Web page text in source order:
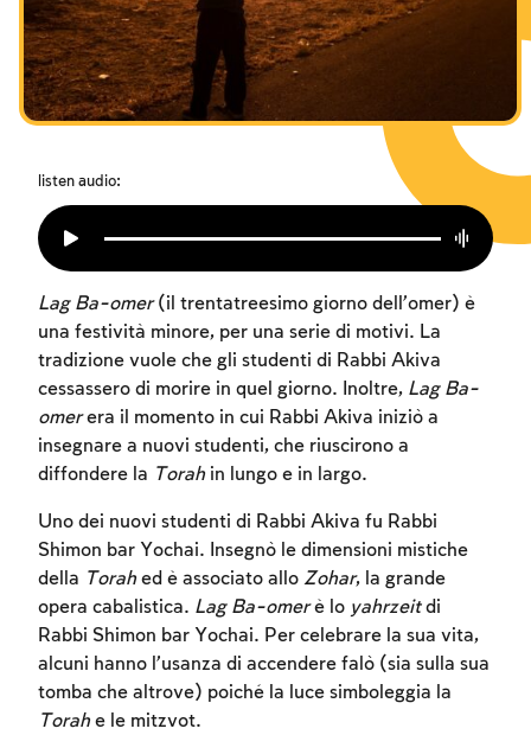
I digiuni commemorativi della distruzione del Tempio
Hanukkah
Purìm
listen audio:
Lag Ba-omer(il trentatreesimo giorno dell’omer) è
una festività minore, per una serie di motivi. La
tradizione vuole che gli studenti di Rabbi Akiva
cessassero di morire in quel giorno. Inoltre, Lag Ba-
omerera il momento in cui Rabbi Akiva iniziò a
insegnare a nuovi studenti, che riuscirono a
diffondere la Torahin lungo e in largo.
Uno dei nuovi studenti di Rabbi Akiva fu Rabbi
Shimon bar Yochai. Insegnò le dimensioni mistiche
della Torahed è associato allo Zohar, la grande
opera cabalistica. Lag Ba-omerè lo yahrzeitdi
Rabbi Shimon bar Yochai. Per celebrare la sua vita,
alcuni hanno l’usanza di accendere falò (sia sulla sua
tomba che altrove) poiché la luce simboleggia la
Torahe le mitzvot.
Account required
To mark concepts as learned, you'll need
to create an account or log in.